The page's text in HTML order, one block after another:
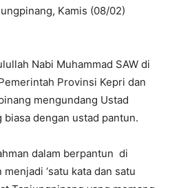
Kamis (08/02)
Nabi Muhammad SAW di
Provinsi Kepri dan
mengundang Ustad
dengan ustad pantun.
dalam berpantun di
‘satu kata dan satu